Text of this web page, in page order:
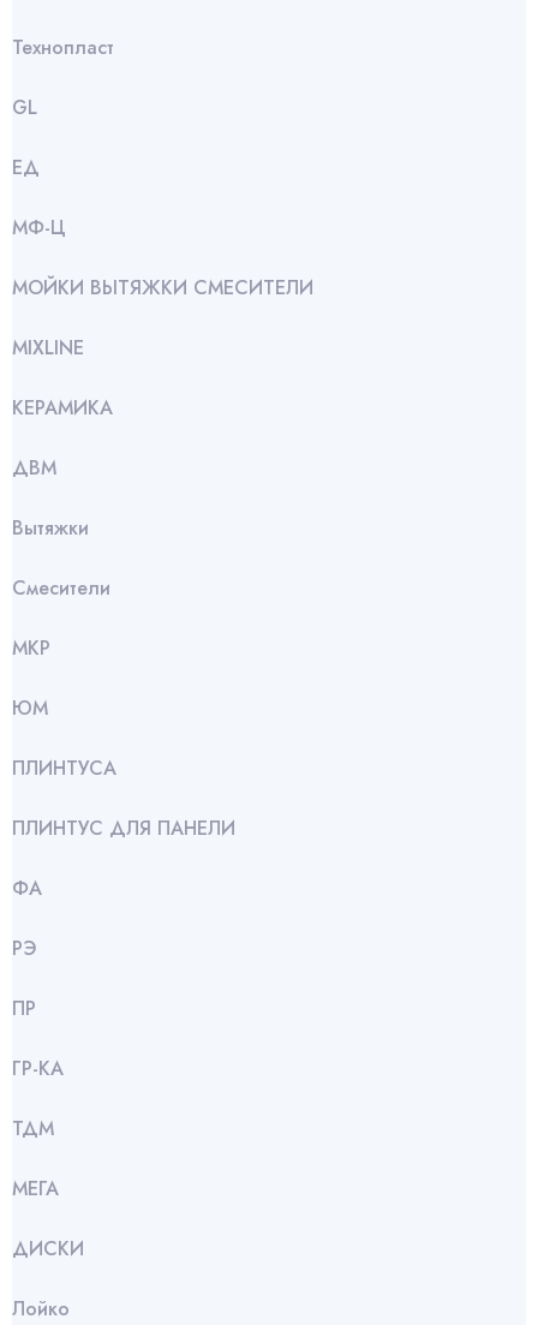
Технопласт
GL
ЕД
МФ-Ц
МОЙКИ ВЫТЯЖКИ СМЕСИТЕЛИ
МIXLINE
КЕРАМИКА
ДВМ
Вытяжки
Смесители
МКР
ЮМ
ПЛИНТУСА
ПЛИНТУС ДЛЯ ПАНЕЛИ
ФА
РЭ
ПР
ГР-КА
ТДМ
МЕГА
ДИСКИ
Лойко